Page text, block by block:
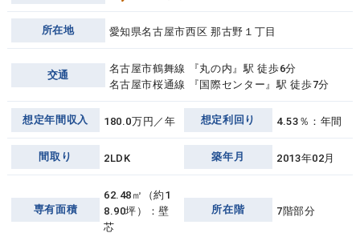
所在地 愛知県名古屋市西区 那古野１丁目
交通
名古屋市鶴舞線 『丸の内』駅 徒歩6分
名古屋市桜通線 『国際センター』駅 徒歩7分
想定年間収入 180.0万円／年 想定利回り 4.53％：年間
間取り 2LDK 築年月 2013年02月
専有面積
62.48㎡（約1
8.90坪）：壁
芯
所在階 7階部分